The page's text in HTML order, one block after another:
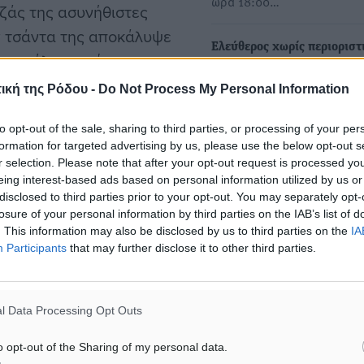
της Ρόδου - Do Not Process My Personal Information
opt-out of the sale, sharing to third parties, or processing of your
for targeted advertising by us, please use the below opt-out
selection. Please note that after your opt-out request is processed
interest-based ads based on personal information utilized by us
to third parties prior to your opt-out. You may separately
of your personal information by third parties on the IAB’s list of
This information may also be disclosed by us to third parties on the
Participants that may further disclose it to other third parties.
Data Processing Opt Outs
opt-out of the Sharing of my personal data.
της ασυνήθιστες
τσάντα της αποκάλυψε
περιείχε το
άδεια οδήγησης και
πληροφορίες της
το πορτοφόλι το
αυτοκινήτου.
με κλεμμένη κάρτα σε
ευρώ. Τα
τις κινήσεις
για την ταυτοποίησή
εντόπισε τους
Ελεύθερος χωρίς
για γενετήσιες πράξεις σε
περιοριστικού όρου
ελεύθερος μετά την
του…
Αθώος κατηγορούμενος
Ρόδο για γενετήσιες
ανήλικη από το Μικτό
βρέθηκε ένας 27χρονος